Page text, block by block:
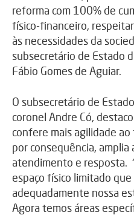
reforma com 100% de
físico-financeiro,
às necessidades da
subsecretário de Estado
Fábio Gomes de Aguiar.
O subsecretário de
coronel Andre Có,
confere mais agilidade
por consequência, amplia
atendimento e resposta.
espaço físico limitado
adequadamente nossa
Agora temos áreas